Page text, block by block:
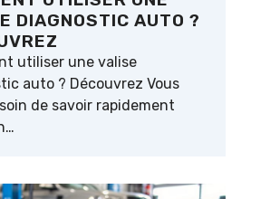
DIAGNOSTIC AUTO ?
utiliser une valise
auto ? Découvrez Vous
de savoir rapidement